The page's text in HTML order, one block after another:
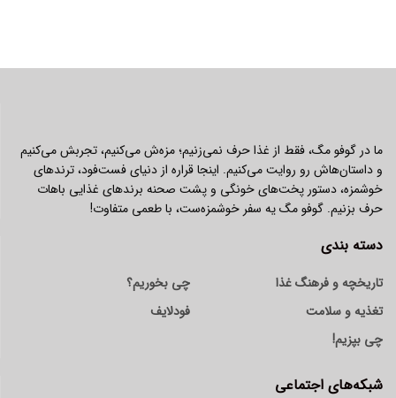
ما در گوفو مگ، فقط از غذا حرف نمی‌زنیم؛ مزه‌ش می‌کنیم، تجربش می‌کنیم
و داستان‌هاش رو روایت می‌کنیم. اینجا قراره از دنیای فست‌فود، ترندهای
خوشمزه، دستور پخت‌های خونگی و پشت صحنه برندهای غذایی باهات
حرف بزنیم. گوفو مگ یه سفر خوشمزه‌ست، با طعمی متفاوت!
دسته بندی
تاریخچه و فرهنگ غذا
تغذیه و سلامت
چی بپزیم!
چی بخوریم؟
فودلایف
شبکه‌های اجتماعی